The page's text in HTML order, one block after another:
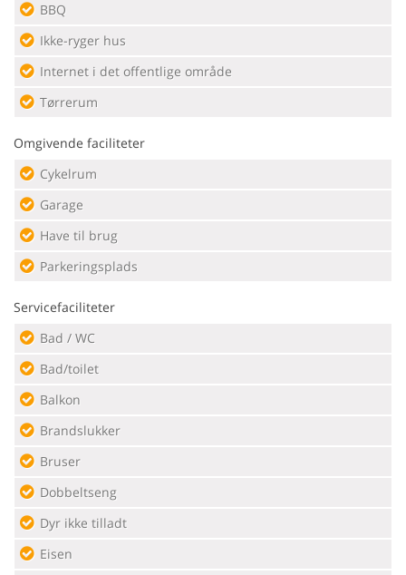
BBQ
Ikke-ryger hus
Internet i det offentlige område
Tørrerum
Omgivende faciliteter
Cykelrum
Garage
Have til brug
Parkeringsplads
Servicefaciliteter
Bad / WC
Bad/toilet
Balkon
Brandslukker
Bruser
Dobbeltseng
Dyr ikke tilladt
Eisen